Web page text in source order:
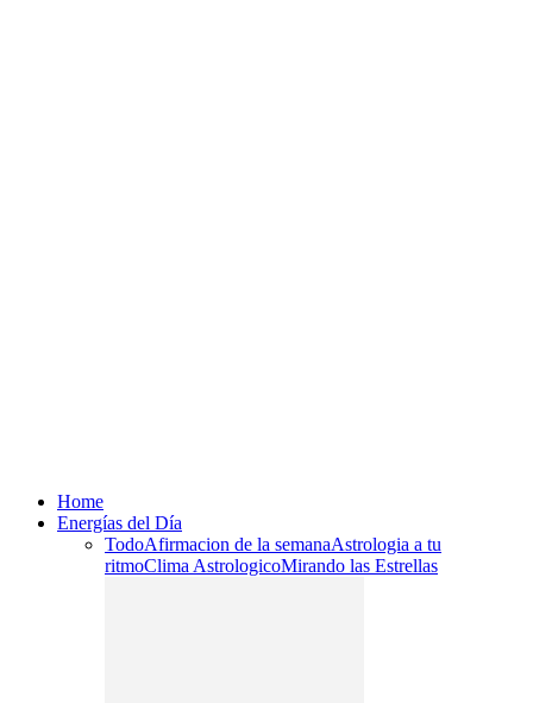
Home
Energías del Día
TodoAfirmacion de la semanaAstrologia a tu
ritmoClima AstrologicoMirando las Estrellas